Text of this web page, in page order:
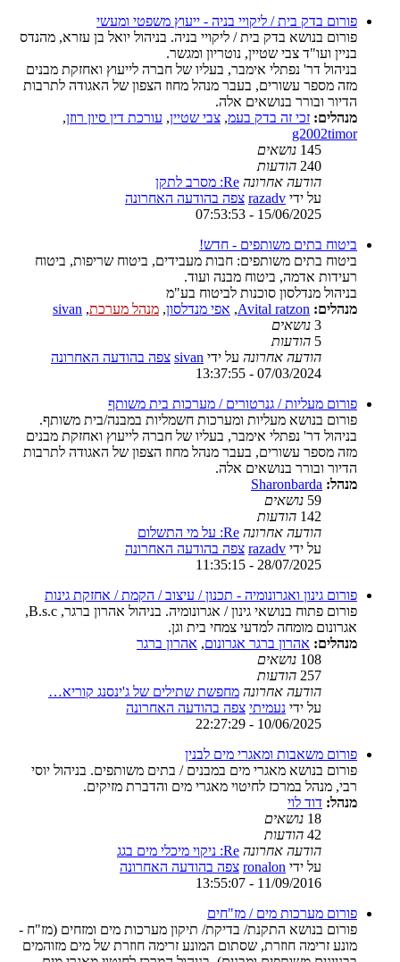
פורום בדק בית / ליקויי בניה - ייעוץ משפטי ומעשי
פורום בנושא בדק בית / ליקויי בניה. בניהול יואל בן עזרא, מהנדס
בניין ועו"ד צבי שטיין, נוטריון ומגשר.
בניהול דר' נפתלי אימבר, בעליו של חברה לייעוץ ואחזקת מבנים
מזה מספר עשורים, בעבר מנהל מחוז הצפון של האגודה לתרבות
הדיור ובורר בנושאים אלה.
מנהלים: זכי זה בדק בעמ, צבי שטיין, עורכת דין סיון רוזן,
g2002timor
145 נושאים
240 הודעות
הודעה אחרונה Re: מסרב לתקן
על ידי razadv צפה בהודעה האחרונה
15/06/2025 - 07:53:53
ביטוח בתים משותפים - חדש!
ביטוח בתים משותפים: חבות מעבידים, ביטוח שריפות, ביטוח
רעידות אדמה, ביטוח מבנה ועוד.
בניהול מנדלסון סוכנות לביטוח בע"מ
מנהלים: Avital ratzon
, אפי מנדלסון, מנהל מערכת,
sivan
3 נושאים
5 הודעות
הודעה אחרונה על ידי sivan צפה בהודעה האחרונה
07/03/2024 - 13:37:55
פורום מעליות / גנרטורים / מערכות בית משותף
פורום בנושא מעליות ומערכות חשמליות במבנה/בית משותף.
בניהול דר' נפתלי אימבר, בעליו של חברה לייעוץ ואחזקת מבנים
מזה מספר עשורים, בעבר מנהל מחוז הצפון של האגודה לתרבות
הדיור ובורר בנושאים אלה.
מנהל: Sharonbarda
59 נושאים
142 הודעות
הודעה אחרונה Re: על מי התשלום
על ידי razadv צפה בהודעה האחרונה
28/07/2025 - 11:35:15
פורום גינון ואגרונומיה - תכנון / עיצוב / הקמת / אחזקת גינות
פורום פתוח בנושאי גינון / אגרונומיה. בניהול אהרון ברגר, B.s.c,
אגרונום מומחה למדעי צמחי בית וגן.
מנהלים: אהרון ברגר אגרונום, אהרון ברגר
108 נושאים
257 הודעות
הודעה אחרונה מחפשת שתילים של ג'ינסנג קוריא…
על ידי נעמיתי צפה בהודעה האחרונה
10/06/2025 - 22:27:29
פורום משאבות ומאגרי מים לבנין
פורום בנושא מאגרי מים במבנים / בתים משותפים. בניהול יוסי
רבי, מנהל במרכז לחיטוי מאגרי מים והדברת מזיקים.
מנהל: דוד לוי
18 נושאים
42 הודעות
הודעה אחרונה Re: ניקוי מיכלי מים בגג
על ידי ronalon צפה בהודעה האחרונה
11/09/2016 - 13:55:07
פורום מערכות מים / מז"חים
פורום בנושא התקנת/ בדיקת/ תיקון מערכות מים ומזחים (מז"ח -
מונע זרימה חוזרת, שסתום המונע זרימה חוזרת של מים מזוהמים